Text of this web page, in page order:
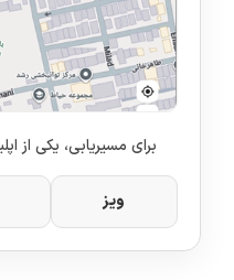
برای مسیریابی، یکی از
ویز